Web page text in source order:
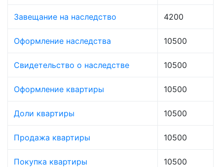
Завещание на наследство 4200
Оформление наследства 10500
Свидетельство о наследстве 10500
Оформление квартиры 10500
Доли квартиры 10500
Продажа квартиры 10500
Покупка квартиры 10500